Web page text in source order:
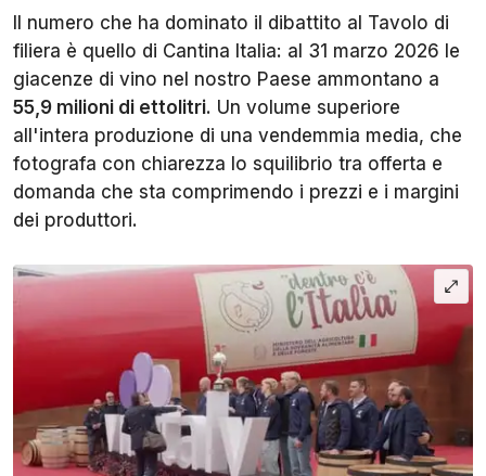
Il numero che ha dominato il dibattito al Tavolo di
filiera è quello di Cantina Italia: al 31 marzo 2026 le
giacenze di vino nel nostro Paese ammontano a
55,9 milioni di ettolitri. Un volume superiore
all'intera produzione di una vendemmia media, che
fotografa con chiarezza lo squilibrio tra offerta e
domanda che sta comprimendo i prezzi e i margini
dei produttori.